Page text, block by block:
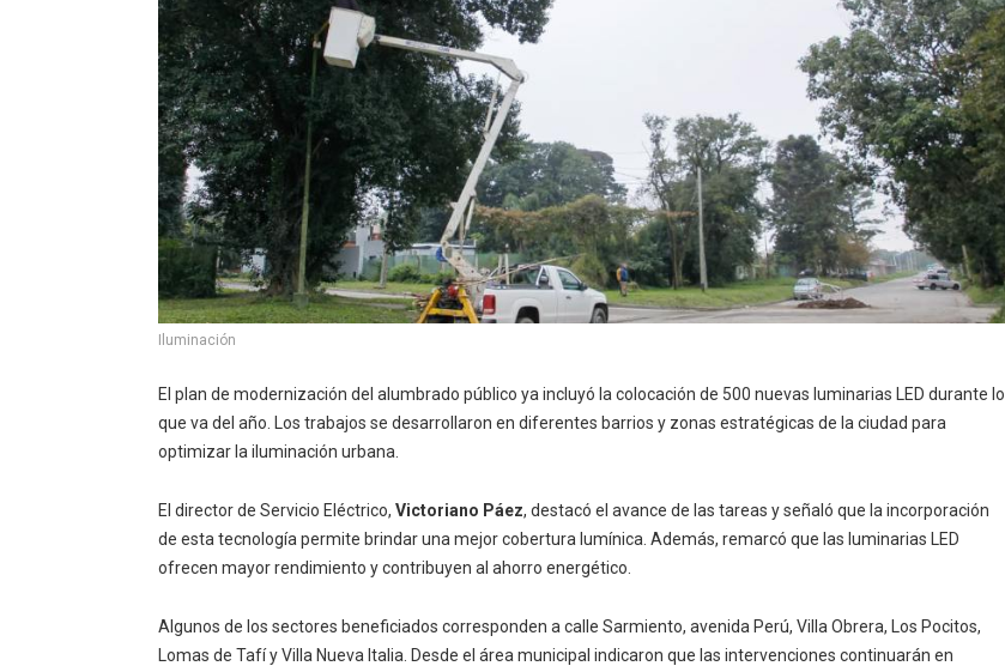
Iluminación
El plan de modernización del alumbrado público ya incluyó la colocación de 500 nuevas luminarias LED durante lo
que va del año. Los trabajos se desarrollaron en diferentes barrios y zonas estratégicas de la ciudad para
optimizar la iluminación urbana.
El director de Servicio Eléctrico, Victoriano Páez, destacó el avance de las tareas y señaló que la incorporación
de esta tecnología permite brindar una mejor cobertura lumínica. Además, remarcó que las luminarias LED
ofrecen mayor rendimiento y contribuyen al ahorro energético.
Algunos de los sectores beneficiados corresponden a calle Sarmiento, avenida Perú, Villa Obrera, Los Pocitos,
Lomas de Tafí y Villa Nueva Italia. Desde el área municipal indicaron que las intervenciones continuarán en